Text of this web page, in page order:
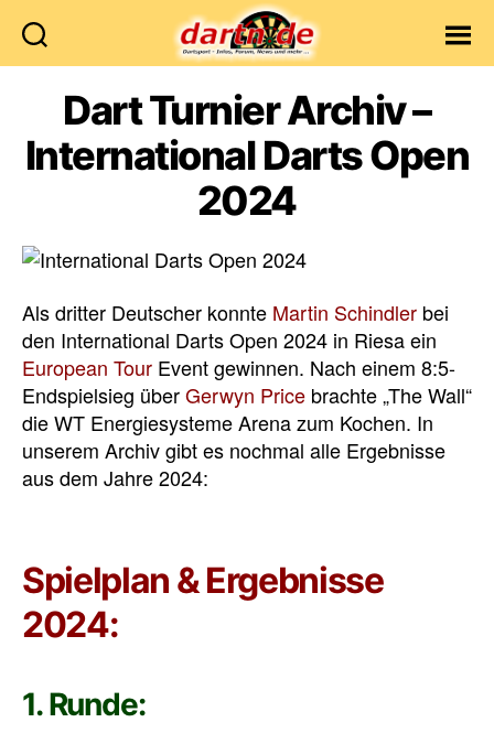
Dart Turnier Archiv –
International Darts Open
2024
Als dritter Deutscher konnte Martin Schindler bei
den International Darts Open 2024 in Riesa ein
European Tour Event gewinnen. Nach einem 8:5-
Endspielsieg überGerwyn Price brachte „The Wall“
die WT Energiesysteme Arena zum Kochen. In
unserem Archiv gibt es nochmal alle Ergebnisse
aus dem Jahre 2024:
Spielplan & Ergebnisse
2024:
1. Runde: